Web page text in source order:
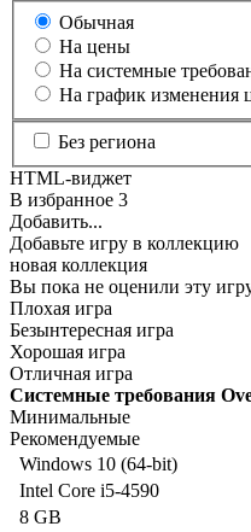
Обычная
На цены
На системные
На график изменения
Без региона
HTML-виджет
В избранное 3
Добавить...
Добавьте игру в коллекцию
новая коллекция
Вы пока не оценили эту
Плохая игра
Безынтересная игра
Хорошая игра
Отличная игра
Системные требования
Минимальные
Рекомендуемые
Windows 10 (64-bit)
Intel Core i5-4590
8 GB